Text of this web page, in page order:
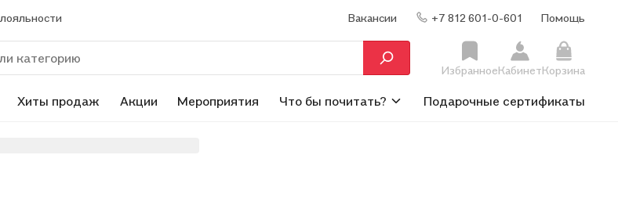
Вакансии +7 812 601-0-601 Помощь
ИзбранноеКабинетКорзина
Хиты продаж Акции Мероприятия Что бы почитать? Подарочные сертификаты